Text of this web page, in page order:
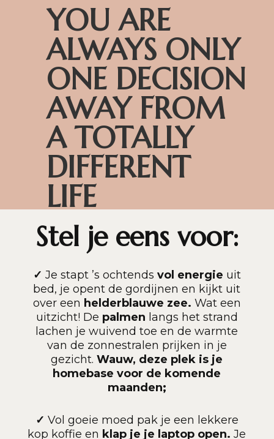
YOU ARE
ALWAYS ONLY
ONE DECISION
AWAY FROM
A TOTALLY
DIFFERENT
LIFE
Stel je eens voor:
✓ Je stapt ’s ochtends vol energie uit
bed, je opent de gordijnen en kijkt uit
over een helderblauwe zee. Wat een
uitzicht! De palmen langs het strand
lachen je wuivend toe en de warmte
van de zonnestralen prijken in je
gezicht.Wauw, deze plek is je
homebase voor de komende
maanden;
✓ Vol goeie moed pak je een lekkere
kop koffie en klap je je laptop open. Je